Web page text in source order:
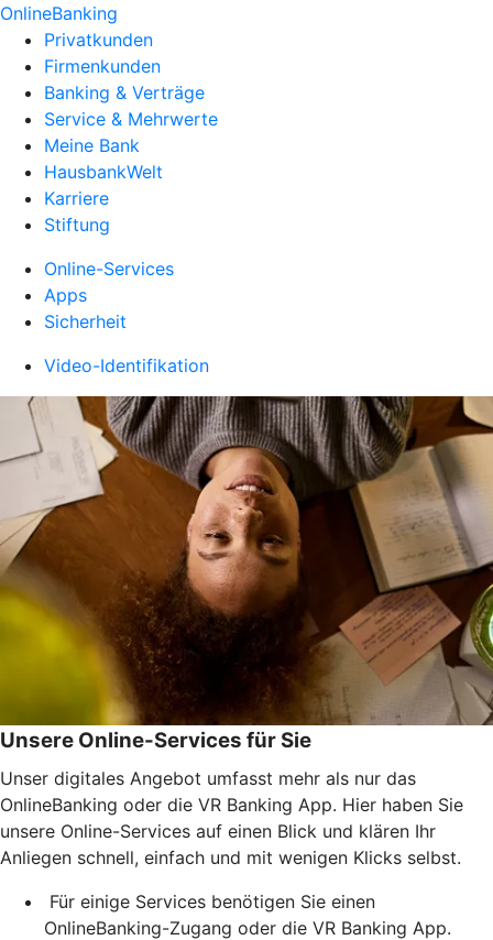
OnlineBanking
Privatkunden
Firmenkunden
Banking & Verträge
Service & Mehrwerte
Meine Bank
HausbankWelt
Karriere
Stiftung
Online-Services
Apps
Sicherheit
Video-Identifikation
Unsere Online-Services für Sie
Unser digitales Angebot umfasst mehr als nur das
OnlineBanking oder die VR Banking App. Hier haben Sie
unsere Online-Services auf einen Blick und klären Ihr
Anliegen schnell, einfach und mit wenigen Klicks selbst.
Für einige Services benötigen Sie einen
OnlineBanking-Zugang oder die VR Banking App.